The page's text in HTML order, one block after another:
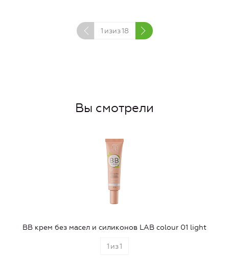
1 изиз18
Вы смотрели
BB крем без масел и силиконов LAB colour 01 light
1 из1